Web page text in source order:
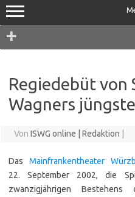
Regiedebüt von
Wagners
Von ISWG online | Redaktion
Das Mainfrankentheater
22. September 2002, die
zwanzigjährigen